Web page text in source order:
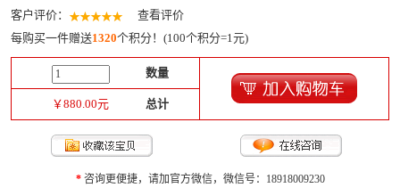
客户评价：
查看评价
每购买一件赠送1320个积分！(100个积分=1元)
数量
￥880.00元 总计
*咨询更便捷，请加官方微信，微信号：18918009230